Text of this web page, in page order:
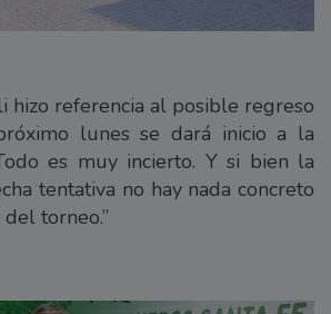
hizo referencia al posible regreso
lunes se dará inicio a la
es muy incierto. Y si bien la
tentativa no hay nada concreto
torneo.”